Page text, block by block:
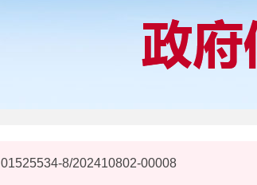
01525534-8/202410802-00008